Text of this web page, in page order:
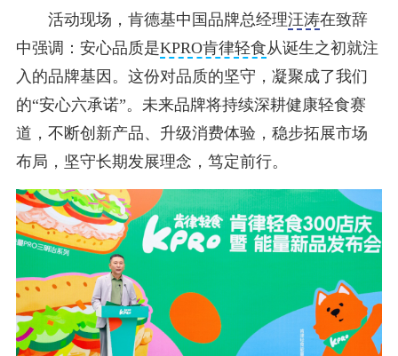
活动现场，肯德基中国品牌总经理汪涛在致辞
中强调：安心品质是KPRO肯律轻食从诞生之初就注
入的品牌基因。这份对品质的坚守，凝聚成了我们
的“安心六承诺”。未来品牌将持续深耕健康轻食赛
道，不断创新产品、升级消费体验，稳步拓展市场
布局，坚守长期发展理念，笃定前行。